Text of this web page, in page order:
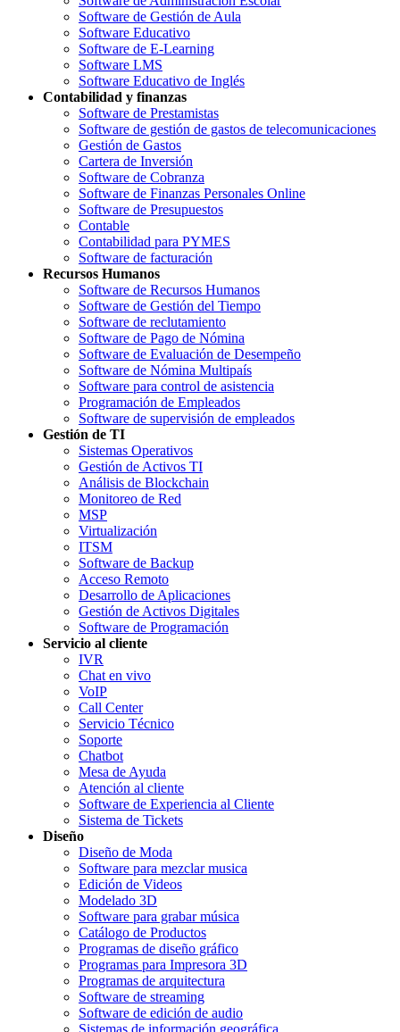
Software de Gestión de Aula
Software Educativo
Software de E-Learning
Software LMS
Software Educativo de Inglés
Contabilidad y finanzas
Software de Prestamistas
Software de gestión de gastos de telecomunicaciones
Gestión de Gastos
Cartera de Inversión
Software de Cobranza
Software de Finanzas Personales Online
Software de Presupuestos
Contable
Contabilidad para PYMES
Software de facturación
Recursos Humanos
Software de Recursos Humanos
Software de Gestión del Tiempo
Software de reclutamiento
Software de Pago de Nómina
Software de Evaluación de Desempeño
Software de Nómina Multipaís
Software para control de asistencia
Programación de Empleados
Software de supervisión de empleados
Gestión de TI
Sistemas Operativos
Gestión de Activos TI
Análisis de Blockchain
Monitoreo de Red
MSP
Virtualización
ITSM
Software de Backup
Acceso Remoto
Desarrollo de Aplicaciones
Gestión de Activos Digitales
Software de Programación
Servicio al cliente
IVR
Chat en vivo
VoIP
Call Center
Servicio Técnico
Soporte
Chatbot
Mesa de Ayuda
Atención al cliente
Software de Experiencia al Cliente
Sistema de Tickets
Diseño
Diseño de Moda
Software para mezclar musica
Edición de Videos
Modelado 3D
Software para grabar música
Catálogo de Productos
Programas de diseño gráfico
Programas para Impresora 3D
Programas de arquitectura
Software de streaming
Software de edición de audio
Sistemas de información geográfica